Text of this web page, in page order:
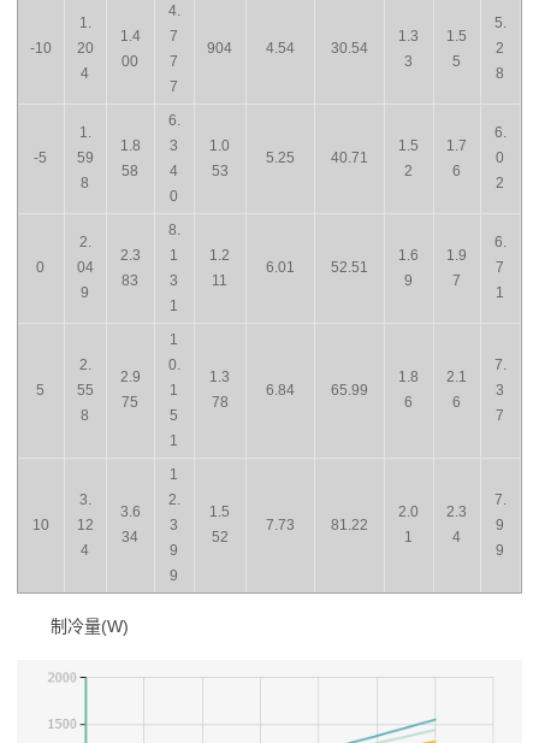
-10
1.
20
4
1.4
00
4.
7
7
7
904 4.54 30.54
1.3
3
1.5
5
5.
2
8
-5
1.
59
8
1.8
58
6.
3
4
0
1.0
53
5.25 40.71
1.5
2
1.7
6
6.
0
2
0
2.
04
9
2.3
83
8.
1
3
1
1.2
11
6.01 52.51
1.6
9
1.9
7
6.
7
1
5
2.
55
8
2.9
75
1
0.
1
5
1
1.3
78
6.84 65.99
1.8
6
2.1
6
7.
3
7
10
3.
12
4
3.6
34
1
2.
3
9
9
1.5
52
7.73 81.22
2.0
1
2.3
4
7.
9
9
制冷量(W)